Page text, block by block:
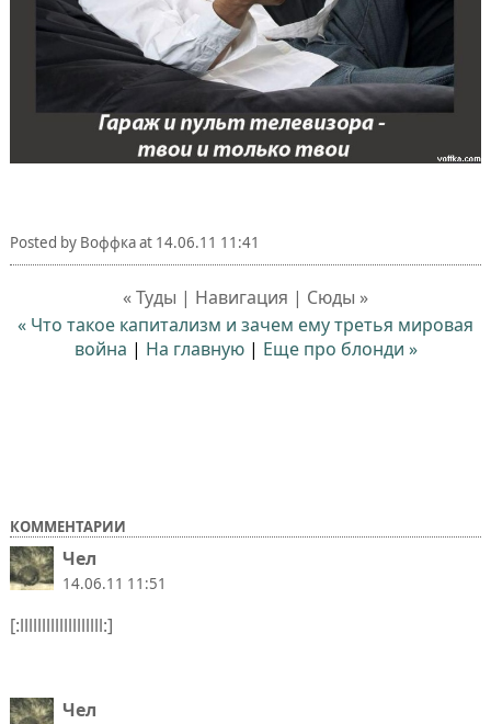
Posted by Воффкаat 14.06.11 11:41
« Туды | Навигация | Сюды »
« Что такое капитализм и зачем ему третья мировая
война | На главную| Еще про блонди »
КОММЕНТАРИИ
Чел
14.06.11 11:51
[:lllllllllllllllllll:]
Чел